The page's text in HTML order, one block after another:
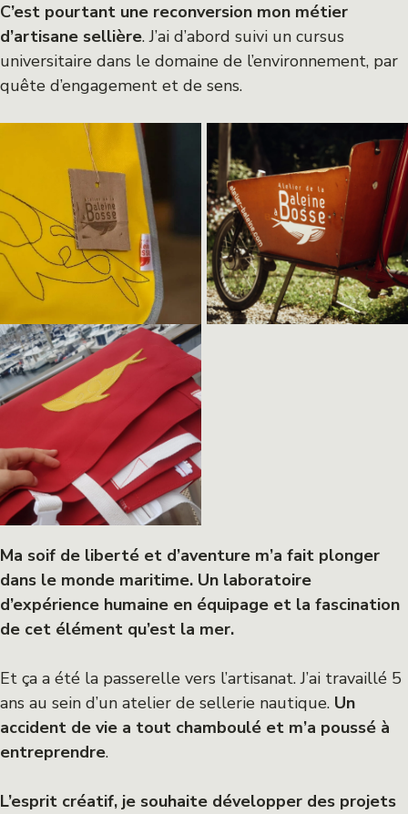
C’est pourtant une reconversion mon métier
d’artisane sellière. J’ai d’abord suivi un cursus
universitaire dans le domaine de l’environnement, par
quête d’engagement et de sens.
Ma soif de liberté et d’aventure m’a fait plonger
dans le monde maritime. Un laboratoire
d’expérience humaine en équipage et la fascination
de cet élément qu’est la mer.
Et ça a été la passerelle vers l’artisanat. J’ai travaillé 5
ans au sein d’un atelier de sellerie nautique. Un
accident de vie a tout chamboulé et m’a poussé à
entreprendre.
L’esprit créatif, je souhaite développer des projets